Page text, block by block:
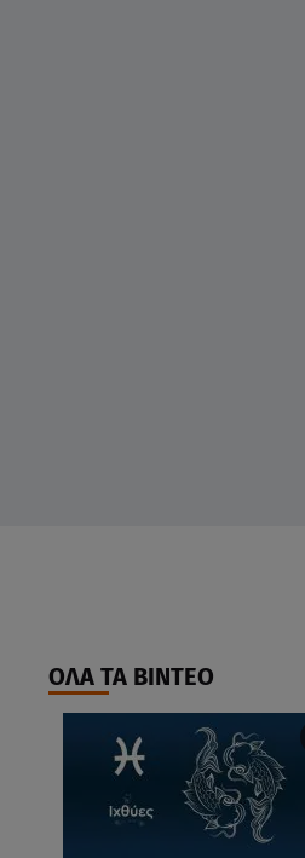
ΟΛΑ ΤΑ ΒΙΝΤΕΟ